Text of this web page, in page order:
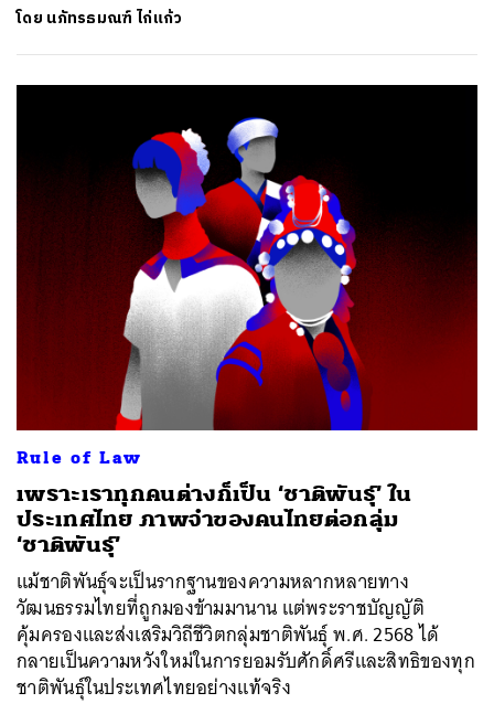
โดย นภัทรธมณฑ์ ไก่แก้ว
Rule of Law
เพราะเราทุกคนต่างก็เป็น ‘ชาติพันธุ์’ ใน
ประเทศไทย ภาพจำของคนไทยต่อกลุ่ม
‘ชาติพันธุ์’
แม้ชาติพันธุ์จะเป็นรากฐานของความหลากหลายทาง
วัฒนธรรมไทยที่ถูกมองข้ามมานาน แต่พระราชบัญญัติ
คุ้มครองและส่งเสริมวิถีชีวิตกลุ่มชาติพันธุ์ พ.ศ. 2568 ได้
กลายเป็นความหวังใหม่ในการยอมรับศักดิ์ศรีและสิทธิของทุก
ชาติพันธุ์ในประเทศไทยอย่างแท้จริง